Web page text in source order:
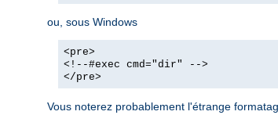
ou, sous Windows
<pre>
<!--#exec cmd="dir" -->
</pre>
Vous noterez probablement l'étrange